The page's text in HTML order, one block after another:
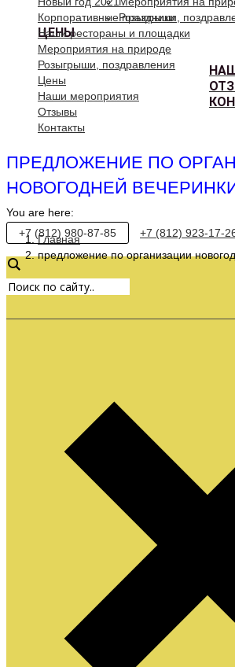
Розыгрыши,
ЦЕНЫ
Корпоративные праздники
Наши рестораны и площадки
Мероприятия на природе
Розыгрыши, поздравления
Цены
Наши мероприятия
Отзывы
Контакты
ПРЕДЛОЖЕНИЕ ПО
НОВОГОДНЕЙ
You are here:
Главная
предложение по организации
+7 (812) 980-87-85 +7 (812) 923-17-